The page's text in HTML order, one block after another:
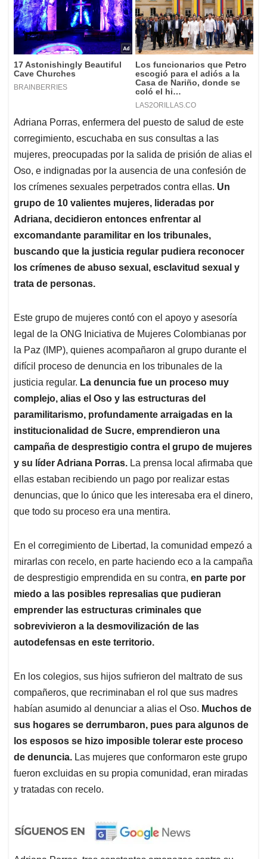
Adriana Porras, enfermera del puesto de salud de este
corregimiento, escuchaba en sus consultas a las
mujeres, preocupadas por la salida de prisión de alias el
Oso, e indignadas por la ausencia de una confesión de
los crímenes sexuales perpetrados contra ellas. Un
grupo de 10 valientes mujeres, lideradas por
Adriana, decidieron entonces enfrentar al
excomandante paramilitar en los tribunales,
buscando que la justicia regular pudiera reconocer
los crímenes de abuso sexual, esclavitud sexual y
trata de personas.
Este grupo de mujeres contó con el apoyo y asesoría
legal de la ONG Iniciativa de Mujeres Colombianas por
la Paz (IMP), quienes acompañaron al grupo durante el
difícil proceso de denuncia en los tribunales de la
justicia regular. La denuncia fue un proceso muy
complejo, alias el Oso y las estructuras del
paramilitarismo, profundamente arraigadas en la
institucionalidad de Sucre, emprendieron una
campaña de desprestigio contra el grupo de mujeres
y su líder Adriana Porras. La prensa local afirmaba que
ellas estaban recibiendo un pago por realizar estas
denuncias, que lo único que les interesaba era el dinero,
que todo su proceso era una mentira.
En el corregimiento de Libertad, la comunidad empezó a
mirarlas con recelo, en parte haciendo eco a la campaña
de desprestigio emprendida en su contra, en parte por
miedo a las posibles represalias que pudieran
emprender las estructuras criminales que
sobrevivieron a la desmovilización de las
autodefensas en este territorio.
En los colegios, sus hijos sufrieron del maltrato de sus
compañeros, que recriminaban el rol que sus madres
habían asumido al denunciar a alias el Oso. Muchos de
sus hogares se derrumbaron, pues para algunos de
los esposos se hizo imposible tolerar este proceso
de denuncia. Las mujeres que conformaron este grupo
fueron excluidas en su propia comunidad, eran miradas
y tratadas con recelo.